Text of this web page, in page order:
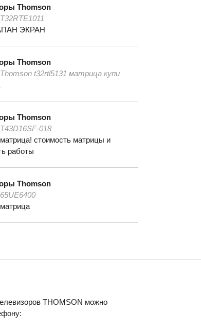
Thomson
T32RTE1011
ЭКРАН
Thomson
Thomson t32rtl5131 матрица купи
Thomson
T43D16SF-018
стоимость матрицы и
работы
Thomson
65UE6400
THOMSON можно